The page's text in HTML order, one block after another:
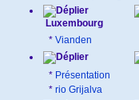
Luxembourg
* Vianden
* Présentation
* rio Grijalva